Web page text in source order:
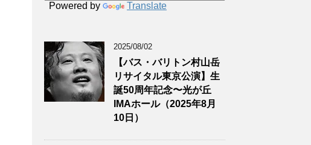
Powered by Translate
2025/08/02
【バス・バリトン村山岳
リサイタル東京公演】生
誕50周年記念〜光が丘
IMAホール（2025年8月
10日）